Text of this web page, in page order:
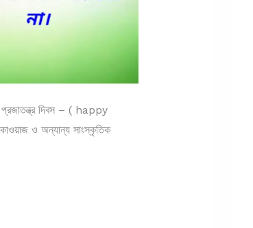
দিবস – ( happy
ও অন্যান্য সাংস্কৃতিক